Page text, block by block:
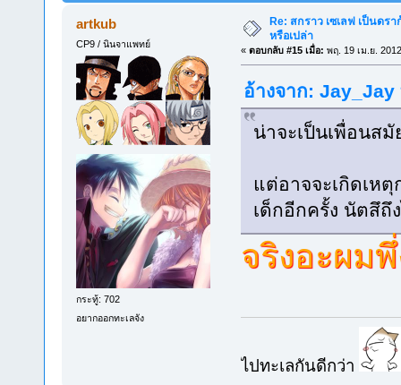
artkub
CP9 / นินจาแพทย์
กระทู้: 702
อยากออกทะเลจัง
Re: สกราว เซเลฟ เป็นดร
หรือเปล่า
« ตอบกลับ #15 เมื่อ: พฤ. 19 เม.ย.
อ้างจาก: Jay_Jay
น่าจะเป็นเพื่อนส
แต่อาจจะเกิดเห
เด็กอีกครั้ง นัตสึถึ
จริงอะผม
ไปทะเลกันดีกว่า